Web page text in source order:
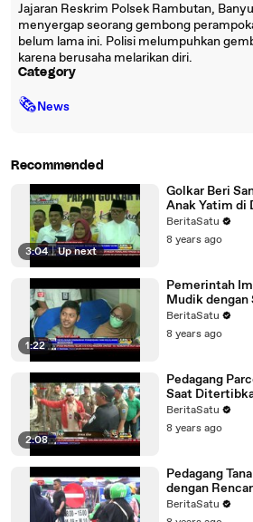
Jajaran Reskrim Polsek Rambutan,
menyergap seorang gembong
belum lama ini. Polisi melumpuhkan
karena berusaha melarikan diri.
Category
🗞News
Recommended
3:04 | Up next
Golkar Beri
Anak Yatim di
BeritaSatu
8 years ago
1:22
Pemerintah
Mudik dengan
BeritaSatu
8 years ago
2:08
Pedagang
Saat
BeritaSatu
8 years ago
Pedagang
dengan
BeritaSatu